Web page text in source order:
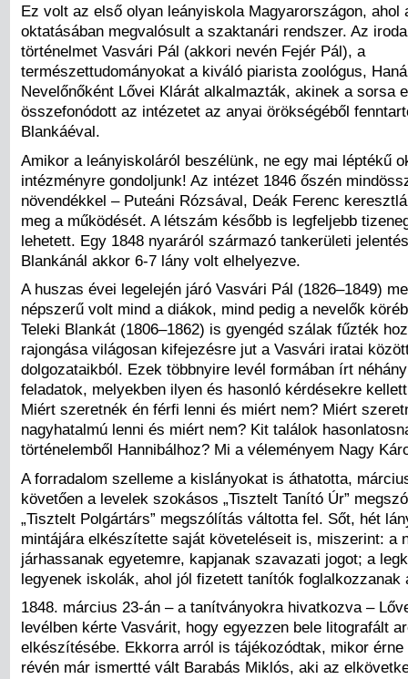
Ez volt az első olyan leányiskola Magyarországon, ahol
oktatásában megvalósult a szaktanári rendszer. Az
történelmet Vasvári Pál (akkori nevén Fejér Pál), a
természettudományokat a kiváló piarista zoológus,
Nevelőnőként Lővei Klárát alkalmazták, akinek a sorsa
összefonódott az intézetet az anyai örökségéből
Blankáéval.
Amikor a leányiskoláról beszélünk, ne egy mai léptékű
intézményre gondoljunk! Az intézet 1846 őszén
növendékkel – Puteáni Rózsával, Deák Ferenc
meg a működését. A létszám később is legfeljebb
lehetett. Egy 1848 nyaráról származó tankerületi
Blankánál akkor 6-7 lány volt elhelyezve.
A huszas évei legelején járó Vasvári Pál (1826–1849)
népszerű volt mind a diákok, mind pedig a nevelők
Teleki Blankát (1806–1862) is gyengéd szálak fűzték
rajongása világosan kifejezésre jut a Vasvári iratai
dolgozataikból. Ezek többnyire levél formában írt
feladatok, melyekben ilyen és hasonló kérdésekre
Miért szeretnék én férfi lenni és miért nem? Miért
nagyhatalmú lenni és miért nem? Kit találok
történelemből Hannibálhoz? Mi a véleményem Nagy
A forradalom szelleme a kislányokat is áthatotta,
követően a levelek szokásos „Tisztelt Tanító Úr”
„Tisztelt Polgártárs” megszólítás váltotta fel. Sőt, hét
mintájára elkészítette saját követeléseit is, miszerint: a
járhassanak egyetemre, kapjanak szavazati jogot; a
legyenek iskolák, ahol jól fizetett tanítók foglalkozzanak
1848. március 23-án – a tanítványokra hivatkozva –
levélben kérte Vasvárit, hogy egyezzen bele litografált
elkészítésébe. Ekkorra arról is tájékozódtak, mikor érne
révén már ismertté vált Barabás Miklós, aki az